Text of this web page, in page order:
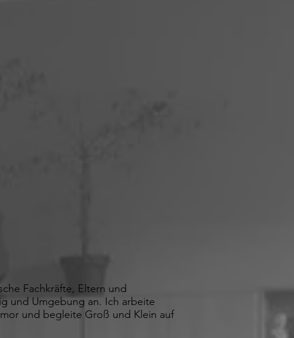
Fachkräfte, Eltern und
und Umgebung an. Ich arbeite
und begleite Groß und Klein auf